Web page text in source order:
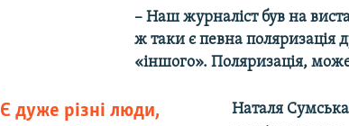
– Наш журналіст був на
ж таки є певна поляризація
«іншого». Поляризація,
Є дуже різні люди,
Наталя Сумська